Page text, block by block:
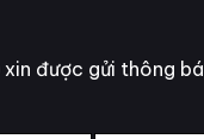
được gửi thông